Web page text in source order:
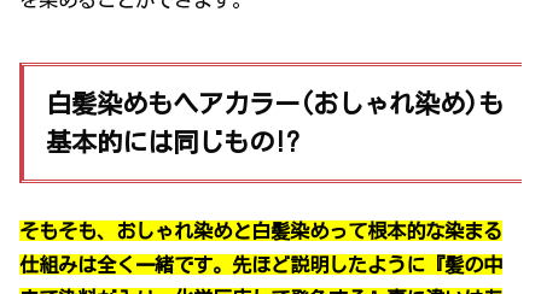
白髪染めもヘアカラー(おしゃれ染め)も
基本的には同じもの!?
そもそも、おしゃれ染めと白髪染めって根本的な染まる
仕組みは全く一緒です。先ほど説明したように『髪の中